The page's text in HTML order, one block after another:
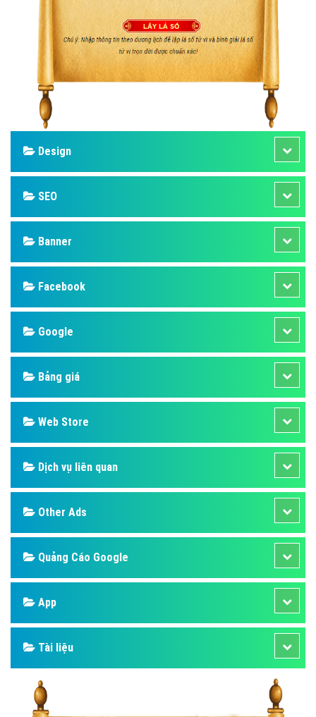
Design
SEO
Banner
Facebook
Google
Bảng giá
Web Store
Dịch vụ liên quan
Other Ads
Quảng Cáo Google
App
Tài liệu